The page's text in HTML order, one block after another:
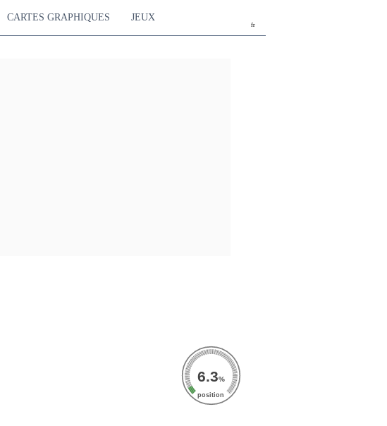
fr
CARTES GRAPHIQUES JEUX
6.3%
position